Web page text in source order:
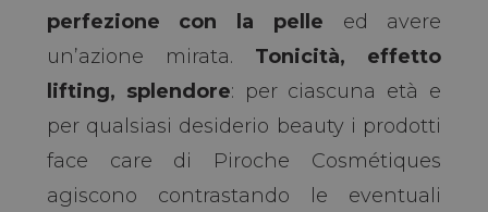
perfezione con la pelle ed avere
un’azione mirata. Tonicità, effetto
lifting, splendore: per ciascuna età e
per qualsiasi desiderio beauty i prodotti
face care di Piroche Cosmétiques
agiscono contrastando le eventuali